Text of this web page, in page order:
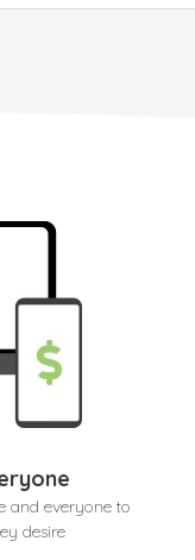
and everyone to
desire